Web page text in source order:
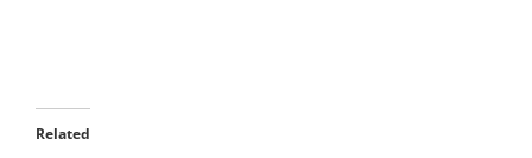
Related